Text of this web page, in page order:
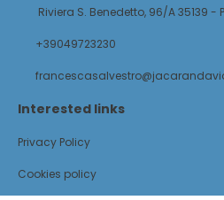
Riviera S. Benedetto, 96/A 35139 -
+39049723230
Interested links
Privacy Policy
Cookies policy